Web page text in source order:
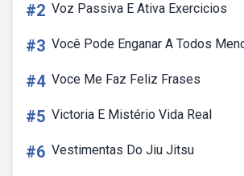
#2 Voz Passiva E Ativa Exercicios
#3 Você Pode Enganar A Todos
#4 Voce Me Faz Feliz Frases
#5 Victoria E Mistério Vida Real
#6 Vestimentas Do Jiu Jitsu